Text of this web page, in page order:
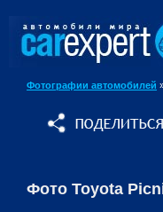
Фотографии автомобилей
Фото Toyota